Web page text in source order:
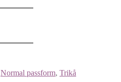
Normal passform, Trikå